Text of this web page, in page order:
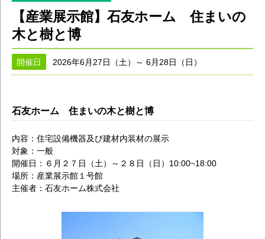
【産業展示館】石友ホーム 住まいの
木と樹と博
開催日 2026年6月27日（土）～ 6月28日（日）
石友ホーム 住まいの木と樹と博
内容：住宅設備機器及び建材内装材の展示
対象：一般
開催日：６月２７日（土）～２８日（日）10:00~18:00
場所：産業展示館１号館
主催者：石友ホーム株式会社